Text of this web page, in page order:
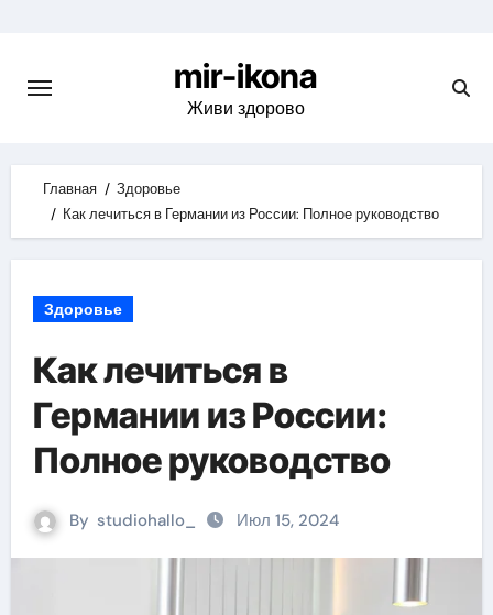
content
mir-ikona
Живи здорово
Главная
Здоровье
Как лечиться в Германии из России: Полное руководство
Здоровье
Как лечиться в
Германии из России:
Полное руководство
By studiohallo_ Июл 15, 2024